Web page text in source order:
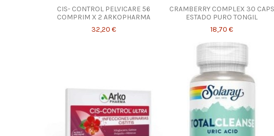
CIS- CONTROL PELVICARE 56
COMPRIM X 2 ARKOPHARMA
32,20 €
CRAMBERRY COMPLEX 30 CAPS
ESTADO PURO TONGIL
18,70 €